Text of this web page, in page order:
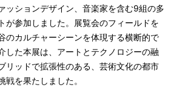
ッションデザイン、音楽家を含む9組の多
が参加しました。展覧会のフィールドを
のカルチャーシーンを体現する横断的で
した本展は、アートとテクノロジーの融
リッドで拡張性のある、芸術文化の都市
戦を果たしました。